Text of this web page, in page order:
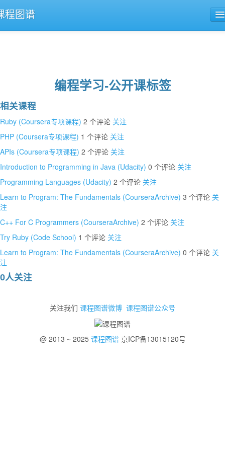
程图谱
编程学习-公开课标签
相关课程
Ruby (Coursera专项课程) 2 个评论 关注
PHP (Coursera专项课程) 1 个评论 关注
APIs (Coursera专项课程) 2 个评论 关注
Introduction to Programming in Java (Udacity) 0 个评论 关注
Programming Languages (Udacity) 2 个评论 关注
Learn to Program: The Fundamentals (CourseraArchive) 3 个评论 关
注
C++ For C Programmers (CourseraArchive) 2 个评论 关注
Try Ruby (Code School) 1 个评论 关注
Learn to Program: The Fundamentals (CourseraArchive) 0 个评论 关
注
0人关注
关注我们 课程图谱微博 课程图谱公众号
@ 2013 ~ 2025 课程图谱京ICP备13015120号